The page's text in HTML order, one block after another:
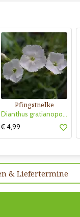
Pfingstnelke
Dianthus gratianopolitanus 'La Bourboule White'
€ 4,99
& Liefertermine